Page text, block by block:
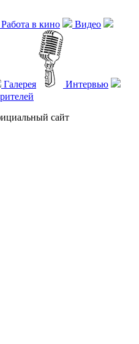
Работа в кино Видео
Галерея
Интервью
сайт